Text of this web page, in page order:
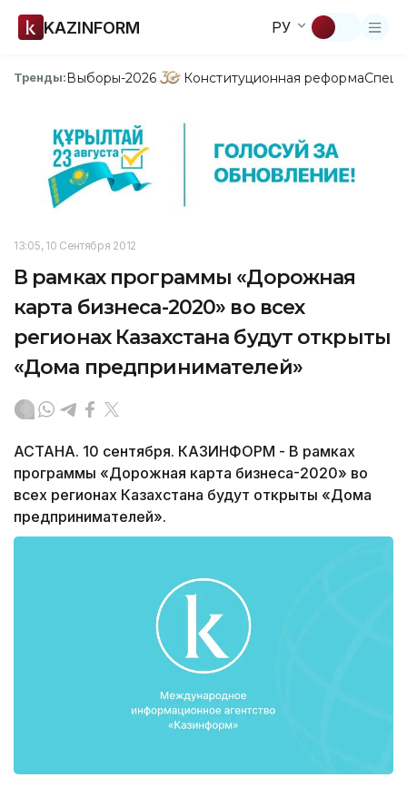
KAZINFORM РУ
Тренды:Выборы-2026 Конституционная реформа
13:05, 10 Сентября 2012
В рамках программы «Дорожная
карта бизнеса-2020» во всех
регионах Казахстана будут открыты
«Дома предпринимателей»
АСТАНА. 10 сентября. КАЗИНФОРМ - В рамках
программы «Дорожная карта бизнеса-2020» во
всех регионах Казахстана будут открыты «Дома
предпринимателей».